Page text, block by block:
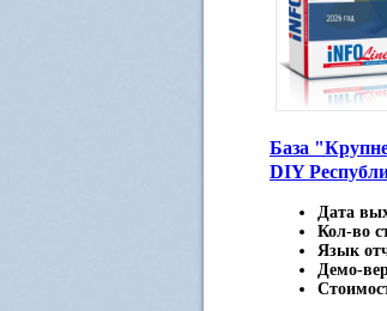
База
DIY
Дата
Кол-во
Язык
Демо-